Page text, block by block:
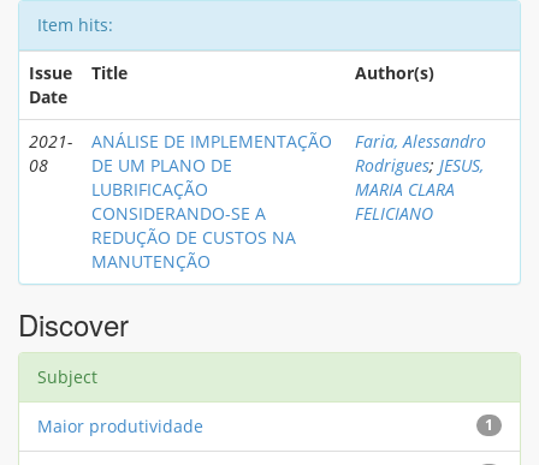
Item hits:
Issue
Date
Title Author(s)
2021-
08
ANÁLISE DE IMPLEMENTAÇÃO
DE UM PLANO DE
LUBRIFICAÇÃO
CONSIDERANDO-SE A
REDUÇÃO DE CUSTOS NA
MANUTENÇÃO
Faria, Alessandro
Rodrigues; JESUS,
MARIA CLARA
FELICIANO
Discover
Subject
1
Maior produtividade